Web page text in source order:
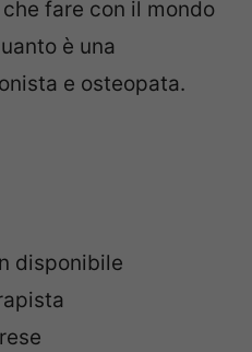
fare con il mondo
è una
e osteopata.
disponibile